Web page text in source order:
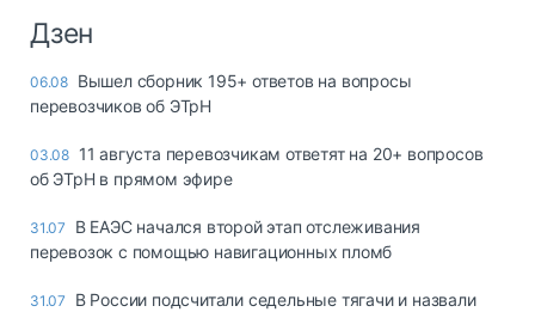
Дзен
06.08 Вышел сборник 195+ ответов на вопросы
перевозчиков об ЭТрН
03.08 11 августа перевозчикам ответят на 20+ вопросов
об ЭТрН в прямом эфире
31.07
В ЕАЭС начался второй этап отслеживания
перевозок с помощью навигационных пломб
31.07
В России подсчитали седельные тягачи и назвали